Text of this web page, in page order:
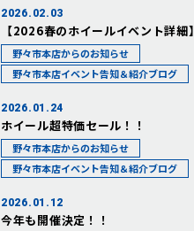
2026.02.03
【2026春のホイールイベント詳細】
野々市本店からのお知らせ
野々市本店イベント告知＆紹介ブログ
2026.01.24
ホイール超特価セール！！
野々市本店からのお知らせ
野々市本店イベント告知＆紹介ブログ
2026.01.12
今年も開催決定！！